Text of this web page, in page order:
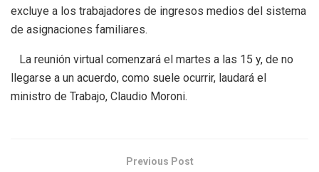
excluye a los trabajadores de ingresos medios del sistema
de asignaciones familiares.
La reunión virtual comenzará el martes a las 15 y, de no
llegarse a un acuerdo, como suele ocurrir, laudará el
ministro de Trabajo, Claudio Moroni.
Previous Post